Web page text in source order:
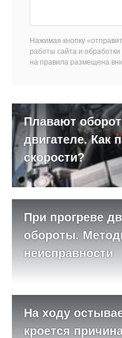
Нажимая кнопку
работы сайта и
на правила размещена
Плавают
двигателе. Как
скорости?
При прогреве
обороты.
неисправности
На ходу
кроется